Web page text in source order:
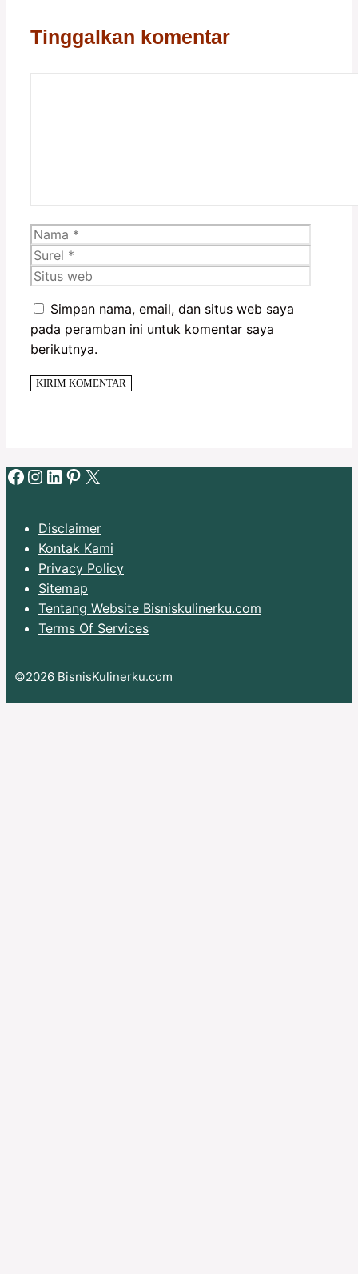
Tinggalkan komentar
Nama
Simpan nama, email, dan situs web saya
pada peramban ini untuk komentar saya
berikutnya.
Facebook
Instagram
LinkedIn
Pinterest
X
Disclaimer
Kontak Kami
Privacy Policy
Sitemap
Tentang Website Bisniskulinerku.com
Terms Of Services
©2026 BisnisKulinerku.com